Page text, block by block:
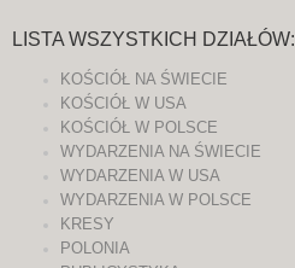
LISTA WSZYSTKICH DZIAŁÓW:
KOŚCIÓŁ NA ŚWIECIE
KOŚCIÓŁ W USA
KOŚCIÓŁ W POLSCE
WYDARZENIA NA ŚWIECIE
WYDARZENIA W USA
WYDARZENIA W POLSCE
KRESY
POLONIA